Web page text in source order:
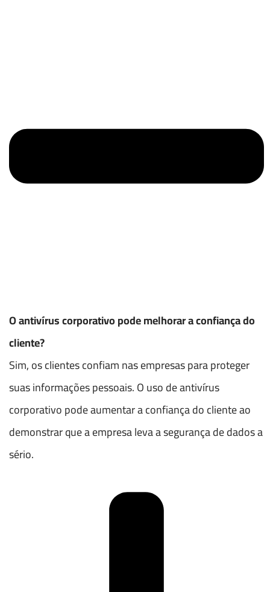
O antivírus corporativo pode melhorar a confiança do
cliente?
Sim, os clientes confiam nas empresas para proteger
suas informações pessoais. O uso de antivírus
corporativo pode aumentar a confiança do cliente ao
demonstrar que a empresa leva a segurança de dados a
sério.